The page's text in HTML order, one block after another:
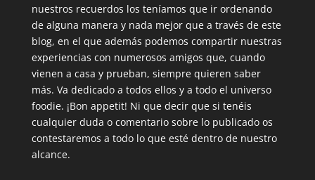
nuestros recuerdos los teníamos que ir ordenando
de alguna manera y nada mejor que a través de este
blog, en el que además podemos compartir nuestras
experiencias con numerosos amigos que, cuando
vienen a casa y prueban, siempre quieren saber
más. Va dedicado a todos ellos y a todo el universo
foodie. ¡Bon appetit! Ni que decir que si tenéis
cualquier duda o comentario sobre lo publicado os
contestaremos a todo lo que esté dentro de nuestro
alcance.